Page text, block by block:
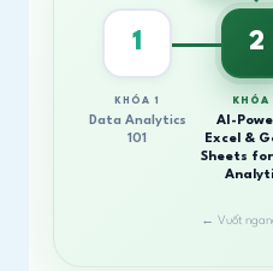
1
KHÓA 1
Data Analytics
101
2
KHÓA
AI-
Excel &
Sheets